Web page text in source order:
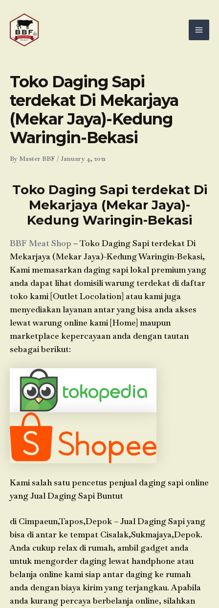
content
Toko Daging Sapi
terdekat Di Mekarjaya
(Mekar Jaya)-Kedung
Waringin-Bekasi
By Master BBF /January 4, 2021
Toko Daging Sapi terdekat Di
Mekarjaya (Mekar Jaya)-
Kedung Waringin-Bekasi
BBF Meat Shop – Toko Daging Sapi terdekat Di
Mekarjaya (Mekar Jaya)-Kedung Waringin-Bekasi,
Kami memasarkan daging sapi lokal premium yang
anda dapat lihat domisili warung terdekat di daftar
toko kami [Outlet Locolation] atau kami juga
menyediakan layanan antar yang bisa anda akses
lewat warung online kami [Home] maupun
marketplace kepercayaan anda dengan tautan
sebagai berikut:
Kami salah satu pencetus penjual daging sapi online
yang Jual Daging Sapi Buntut
di Cimpaeun,Tapos,Depok – Jual Daging Sapi yang
bisa di antar ke tempat Cisalak,Sukmajaya,Depok.
Anda cukup relax di rumah, ambil gadget anda
untuk mengorder daging lewat handphone atau
belanja online kami siap antar daging ke rumah
anda dengan biaya kirim yang terjangkau. Apabila
anda kurang percaya berbelanja online, silahkan